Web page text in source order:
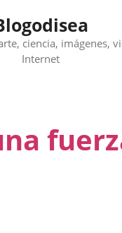
ciencia,
Internet